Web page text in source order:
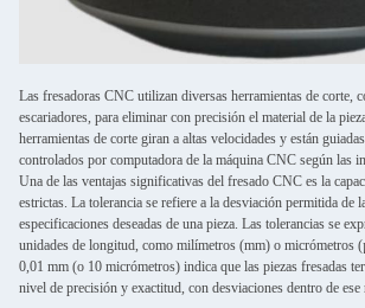
Las fresadoras CNC utilizan diversas herramientas de corte,
escariadores, para eliminar con precisión el material de la
herramientas de corte giran a altas velocidades y están
controlados por computadora de la máquina CNC según las
Una de las ventajas significativas del fresado CNC es la
estrictas. La tolerancia se refiere a la desviación permitida de
especificaciones deseadas de una pieza. Las tolerancias se
unidades de longitud, como milímetros (mm) o micrómetros
0,01 mm (o 10 micrómetros) indica que las piezas fresadas
nivel de precisión y exactitud, con desviaciones dentro de ese